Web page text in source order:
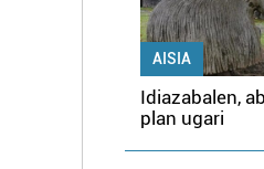
AISIA
Idiazabalen,
plan ugari